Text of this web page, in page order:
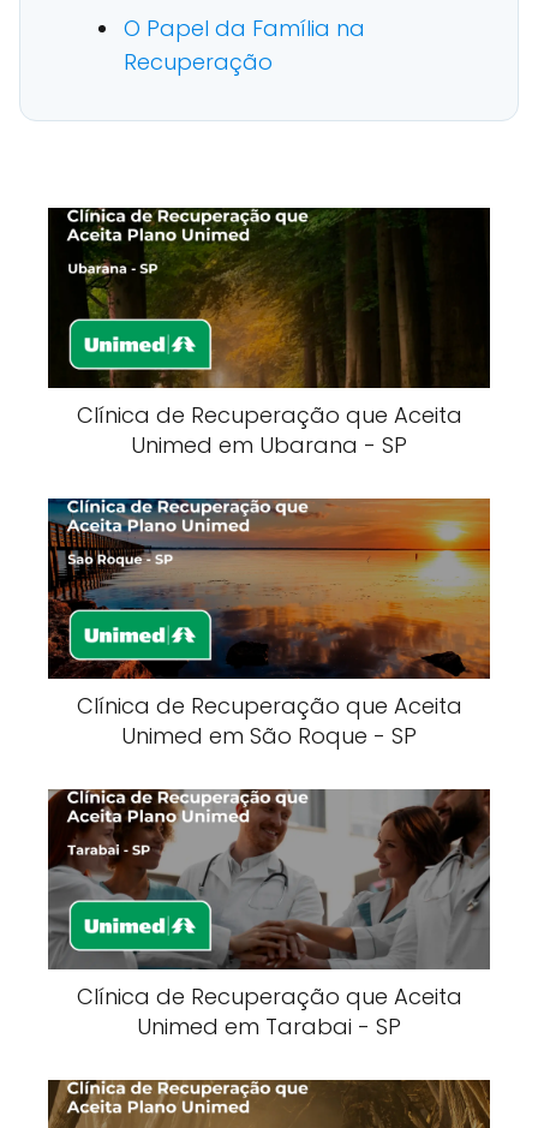
O Papel da Família na
Recuperação
Clínica de Recuperação que Aceita
Unimed em Ubarana - SP
Clínica de Recuperação que Aceita
Unimed em São Roque - SP
Clínica de Recuperação que Aceita
Unimed em Tarabai - SP